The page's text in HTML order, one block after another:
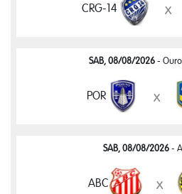
CRG-14 x
SAB, 08/08/2026 -
POR x
SAB, 08/08/2026-
ABC x